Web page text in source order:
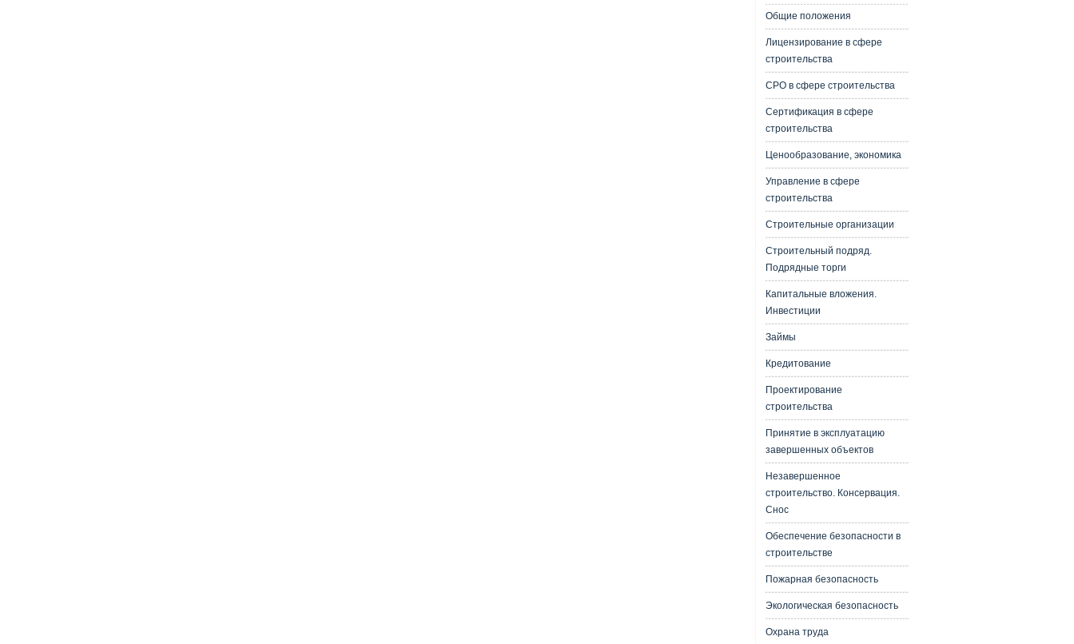
Общие положения
Лицензирование в сфере
строительства
СРО в сфере строительства
Сертификация в сфере
строительства
Ценообразование, экономика
Управление в сфере
строительства
Строительные организации
Строительный подряд.
Подрядные торги
Капитальные вложения.
Инвестиции
Займы
Кредитование
Проектирование
строительства
Принятие в эксплуатацию
завершенных объектов
Незавершенное
строительство. Консервация.
Снос
Обеспечение безопасности в
строительстве
Пожарная безопасность
Экологическая безопасность
Охрана труда